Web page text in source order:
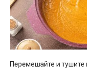
Перемешайте и тушите